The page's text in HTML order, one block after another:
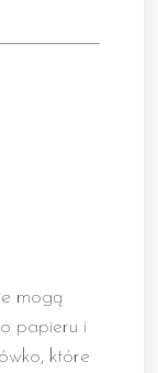
mogą
papieru i
które